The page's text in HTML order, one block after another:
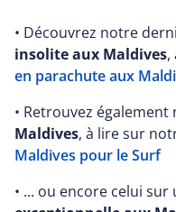
• Découvrez notre
insolite aux Maldives,
en parachute aux
• Retrouvez
Maldives, à lire sur
Maldives pour le Surf
• ... ou encore celui sur